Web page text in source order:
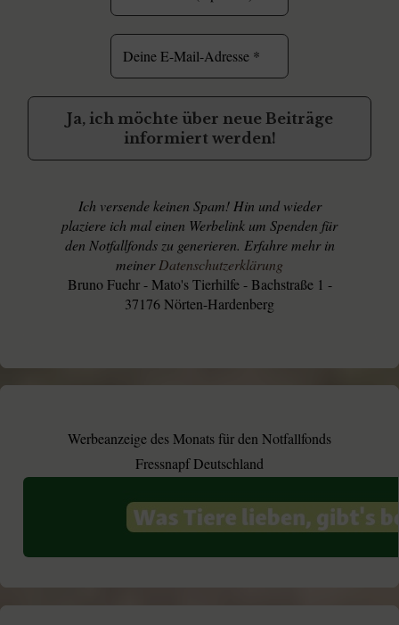
Ich versende keinen Spam! Hin und wieder
plaziere ich mal einen Werbelink um Spenden für
den Notfallfonds zu generieren. Erfahre mehr in
meinerDatenschutzerklärung
Bruno Fuehr - Mato's Tierhilfe - Bachstraße 1 -
37176 Nörten-Hardenberg
Werbeanzeige des Monats für den Notfallfonds
Fressnapf Deutschland